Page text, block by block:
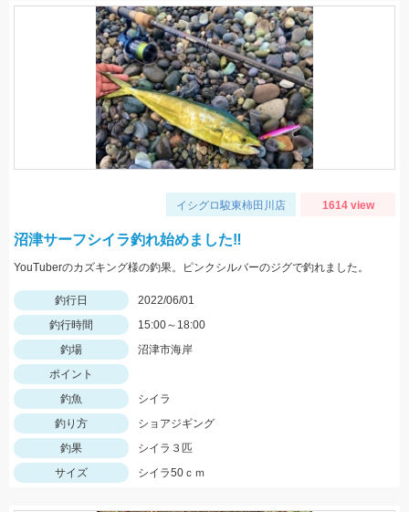
イシグロ駿東柿田川店 1614 view
沼津サーフシイラ釣れ始めました‼
YouTuberのカズキング様の釣果。ピンクシルバーのジグで釣れました。
釣行日
2022/06/01
釣行時間
15:00～18:00
釣場
沼津市海岸
ポイント
釣魚
シイラ
釣り方
ショアジギング
釣果
シイラ３匹
サイズ
シイラ50ｃｍ